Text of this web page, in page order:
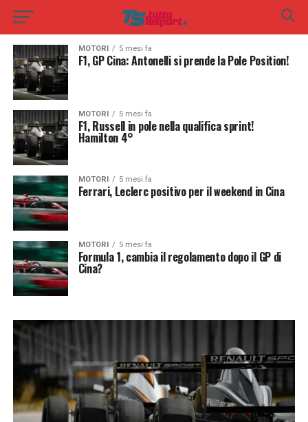
MOTORI 5 mesi fa
F1, GP Cina: Antonelli si prende la Pole Position!
MOTORI 5 mesi fa
F1, Russell in pole nella qualifica sprint!
Hamilton 4°
MOTORI 5 mesi fa
Ferrari, Leclerc positivo per il weekend in Cina
MOTORI 5 mesi fa
Formula 1, cambia il regolamento dopo il GP di
Cina?